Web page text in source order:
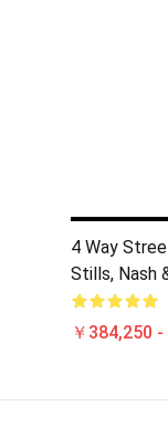
4 Way
Stills, Nash
￥384,250